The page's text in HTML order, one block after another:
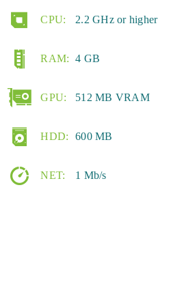
CPU: 2.2 GHz or higher
RAM: 4 GB
GPU: 512 MB VRAM
HDD: 600 MB
NET: 1 Mb/s